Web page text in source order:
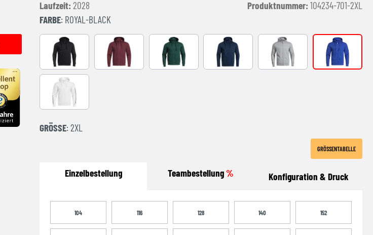
Laufzeit: 2028 Produktnummer: 104234-701-2XL
FARBE: ROYAL-BLACK
BLACK-ANTHRACITE BURGUNDY GREEEN-BLACK NAVY-BLACK Grey ROYAL-BLACK
WHITE-BLACK
GRÖSSE : 2XL
GRÖSSENTABELLE
Einzelbestellung Teambestellung% Konfiguration & Druck
104 116 128 140 152